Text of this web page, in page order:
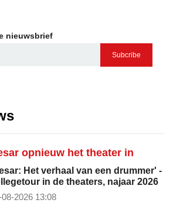
nieuwsbrief
Subcribe
opnieuw het theater in
Het verhaal van een drummer' -
in de theaters, najaar 2026
2026 13:08